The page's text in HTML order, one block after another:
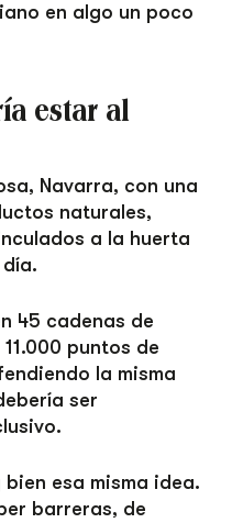
en algo un poco
estar al
Navarra, con una
naturales,
a la huerta
45 cadenas de
puntos de
la misma
ser
bien esa misma idea.
barreras, de